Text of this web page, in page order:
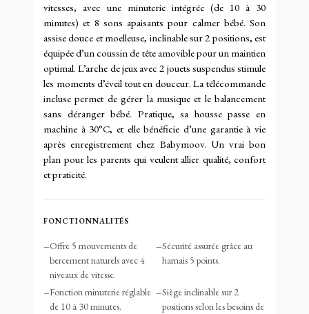
vitesses, avec une minuterie intégrée (de 10 à 30
minutes) et 8 sons apaisants pour calmer bébé. Son
assise douce et moelleuse, inclinable sur 2 positions, est
équipée d’un coussin de tête amovible pour un maintien
optimal. L’arche de jeux avec 2 jouets suspendus stimule
les moments d’éveil tout en douceur. La télécommande
incluse permet de gérer la musique et le balancement
sans déranger bébé. Pratique, sa housse passe en
machine à 30°C, et elle bénéficie d’une garantie à vie
après enregistrement chez Babymoov. Un vrai bon
plan pour les parents qui veulent allier qualité, confort
et praticité.
FONCTIONNALITÉS
–Offre 5 mouvements de
bercement naturels avec 4
niveaux de vitesse.
–Sécurité assurée grâce au
harnais 5 points.
–Fonction minuterie réglable
de 10 à 30 minutes.
–Siège inclinable sur 2
positions selon les besoins de